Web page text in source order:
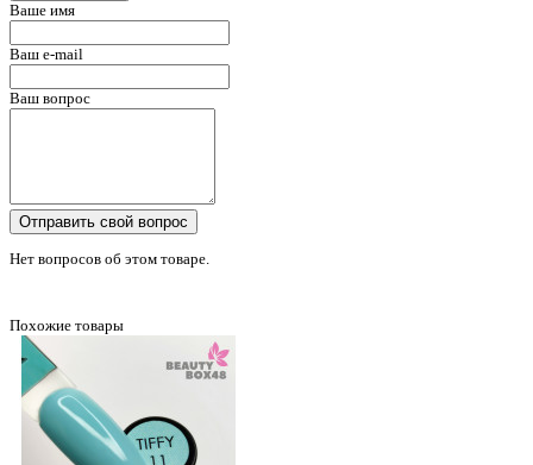
Ваше имя
Ваш e-mail
Ваш вопрос
Отправить свой вопрос
Нет вопросов об этом товаре.
Похожие товары